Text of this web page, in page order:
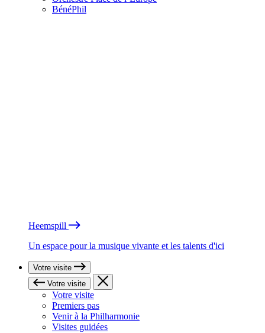
BénéPhil
Heemspill
Un espace pour la musique vivante et les talents d'ici
Votre visite
Votre visite
Votre visite
Premiers pas
Venir à la Philharmonie
Visites guidées